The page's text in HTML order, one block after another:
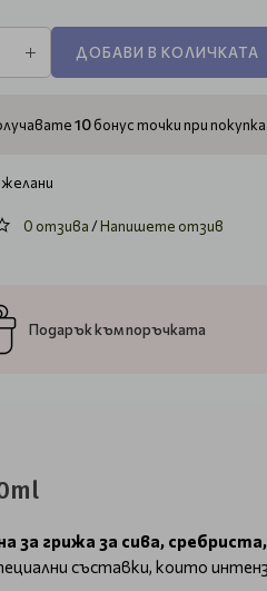
ДОБАВИ В КОЛИЧКАТА
10бонус точки при
0 отзива/Напишете отзив
Подарък към поръчката
грижа за сива, сребриста,
съставки, които